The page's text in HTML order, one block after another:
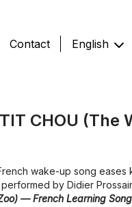
Contact English
CHOU (The
wake-up song eases
by Didier
— French Learning